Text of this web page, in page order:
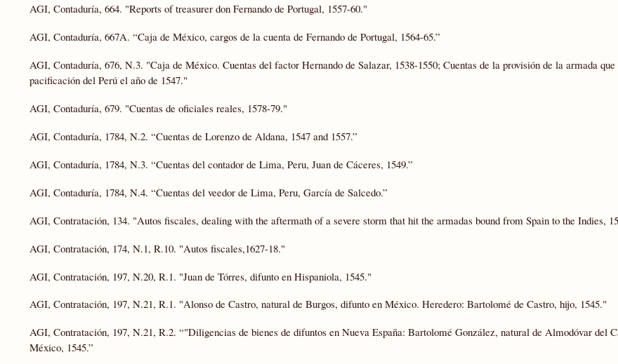
AGI, Contaduría, 664. "Reports of treasurer don Fernando de Portugal, 1557-60."
AGI, Contaduría, 667A. “Caja de México, cargos de la cuenta de Fernando de Portugal, 1564-65.”
AGI, Contaduría, 676, N.3. "Caja de México. Cuentas del factor Hernando de Salazar, 1538-1550; Cuentas de la provisión de la armada
pacificación del Perú el año de 1547."
AGI, Contaduría, 679. "Cuentas de oficiales reales, 1578-79."
AGI, Contaduría, 1784, N.2. “Cuentas de Lorenzo de Aldana, 1547 and 1557.”
AGI, Contaduría, 1784, N.3. “Cuentas del contador de Lima, Peru, Juan de Cáceres, 1549.”
AGI, Contaduría, 1784, N.4. “Cuentas del veedor de Lima, Peru, García de Salcedo.”
AGI, Contratación, 134. "Autos fiscales, dealing with the aftermath of a severe storm that hit the armadas bound from Spain to the Indies,
AGI, Contratación, 174, N.1, R.10. "Autos fiscales,1627-18."
AGI, Contratación, 197, N.20, R.1. "Juan de Tórres, difunto en Hispaniola, 1545."
AGI, Contratación, 197, N.21, R.1. "Alonso de Castro, natural de Burgos, difunto en México. Heredero: Bartolomé de Castro, hijo, 1545."
AGI, Contratación, 197, N.21, R.2. “"Diligencias de bienes de difuntos en Nueva España: Bartolomé González, natural de Almodóvar del
México, 1545.”